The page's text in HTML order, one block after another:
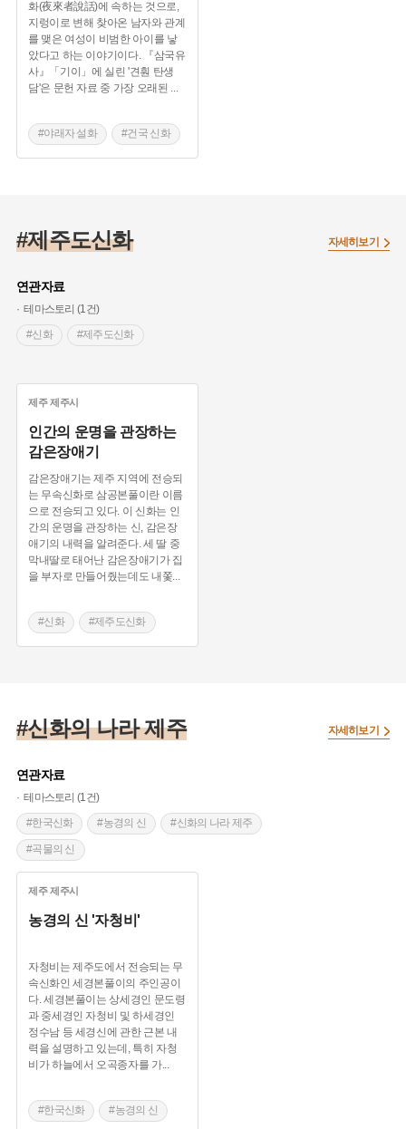
화(夜來者說話)에 속하는 것으로,
지렁이로 변해 찾아온 남자와 관계
를 맺은 여성이 비범한 아이를 낳
았다고 하는 이야기이다. 『삼국유
사』「기이」에 실린 '견훤 탄생
담'은 문헌 자료 중 가장 오래된 ...
#야래자 설화 #건국 신화
#광주 출생의례
#제주도신화
연관자료
테마스토리 (1건)
#신화
#제주도신화
자세히보기
제주제주시
인간의 운명을 관장하는
감은장애기
감은장애기는 제주 지역에 전승되
는 무속신화로 삼공본풀이란 이름
으로 전승되고 있다. 이 신화는 인
간의 운명을 관장하는 신, 감은장
애기의 내력을 알려준다. 세 딸 중
막내딸로 태어난 감은장애기가 집
을 부자로 만들어줬는데도 내쫓...
#신화 #제주도신화
#신화의 나라 제주
연관자료
테마스토리 (1건)
#한국신화
#농경의 신 #신화의 나라 제주
#곡물의 신
자세히보기
제주제주시
농경의 신 '자청비'
자청비는 제주도에서 전승되는 무
속신화인 세경본풀이의 주인공이
다. 세경본풀이는 상세경인 문도령
과 중세경인 자청비 및 하세경인
정수남 등 세경신에 관한 근본 내
력을 설명하고 있는데, 특히 자청
비가 하늘에서 오곡종자를 가...
#한국신화 #농경의 신